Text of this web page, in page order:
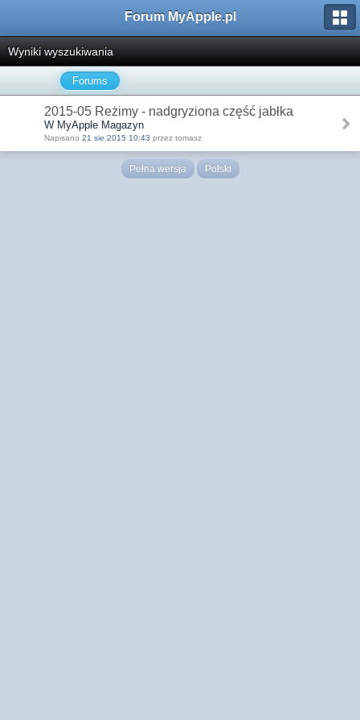
Forum MyApple.pl
Wyniki wyszukiwania
Forums
2015-05 Reżimy - nadgryziona część jabłka
W MyApple Magazyn
Napisano 21 sie 2015 10:43 przez tomasz
Pełna wersja Polski